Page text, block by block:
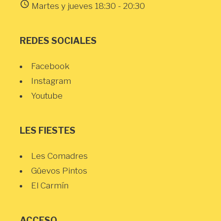
schedule Martes y jueves 18:30 - 20:30
REDES SOCIALES
Facebook
Instagram
Youtube
LES FIESTES
Les Comadres
Güevos Pintos
El Carmín